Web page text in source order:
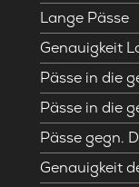
Lange Pässe
Genauigkeit
Pässe in die
Pässe in die
Pässe gegn.
Genauigkeit